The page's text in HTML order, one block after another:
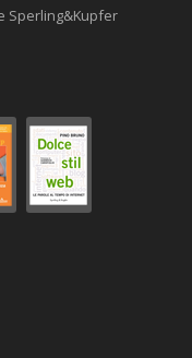
Sperling&Kupfer